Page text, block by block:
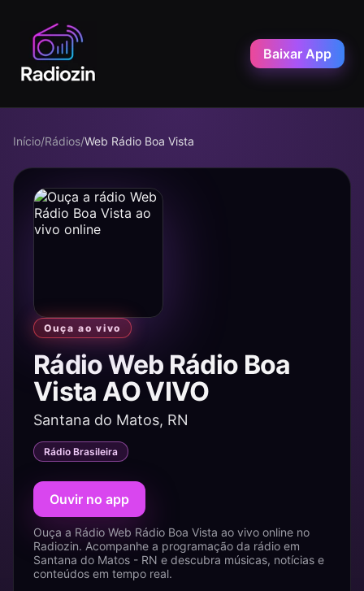
Baixar App
Início/Rádios/Web Rádio Boa Vista
Ouça ao vivo
Rádio Web Rádio Boa
Vista AO VIVO
Santana do Matos, RN
Rádio Brasileira
Ouvir no app
Ouça a Rádio Web Rádio Boa Vista ao vivo online no
Radiozin. Acompanhe a programação da rádio em
Santana do Matos - RN e descubra músicas, notícias e
conteúdos em tempo real.